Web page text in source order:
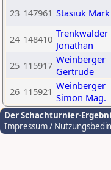
23 147961 Stasiuk Mark
24 148410 Trenkwalder
Jonathan
25 115917 Weinberger
Gertrude
26 115921 Weinberger
Simon Mag.
Der Schachturnier-
Impressum /